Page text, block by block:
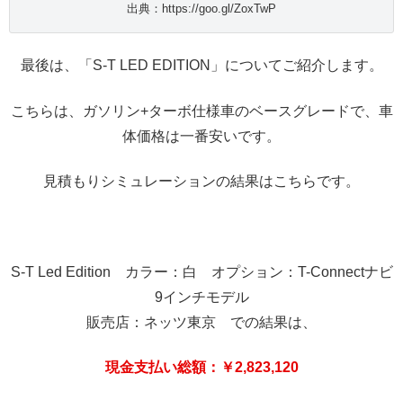
出典：https://goo.gl/ZoxTwP
最後は、「S-T LED EDITION」についてご紹介します。
こちらは、ガソリン+ターボ仕様車のベースグレードで、車
体価格は一番安いです。
見積もりシミュレーションの結果はこちらです。
S-T Led Edition カラー：白 オプション：T-Connectナビ
9インチモデル
販売店：ネッツ東京 での結果は、
現金支払い総額：￥2,823,120